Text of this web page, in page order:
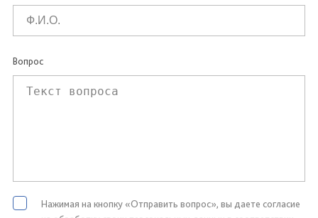
Вопрос
Нажимая на кнопку «Отправить вопрос», вы даете согласие